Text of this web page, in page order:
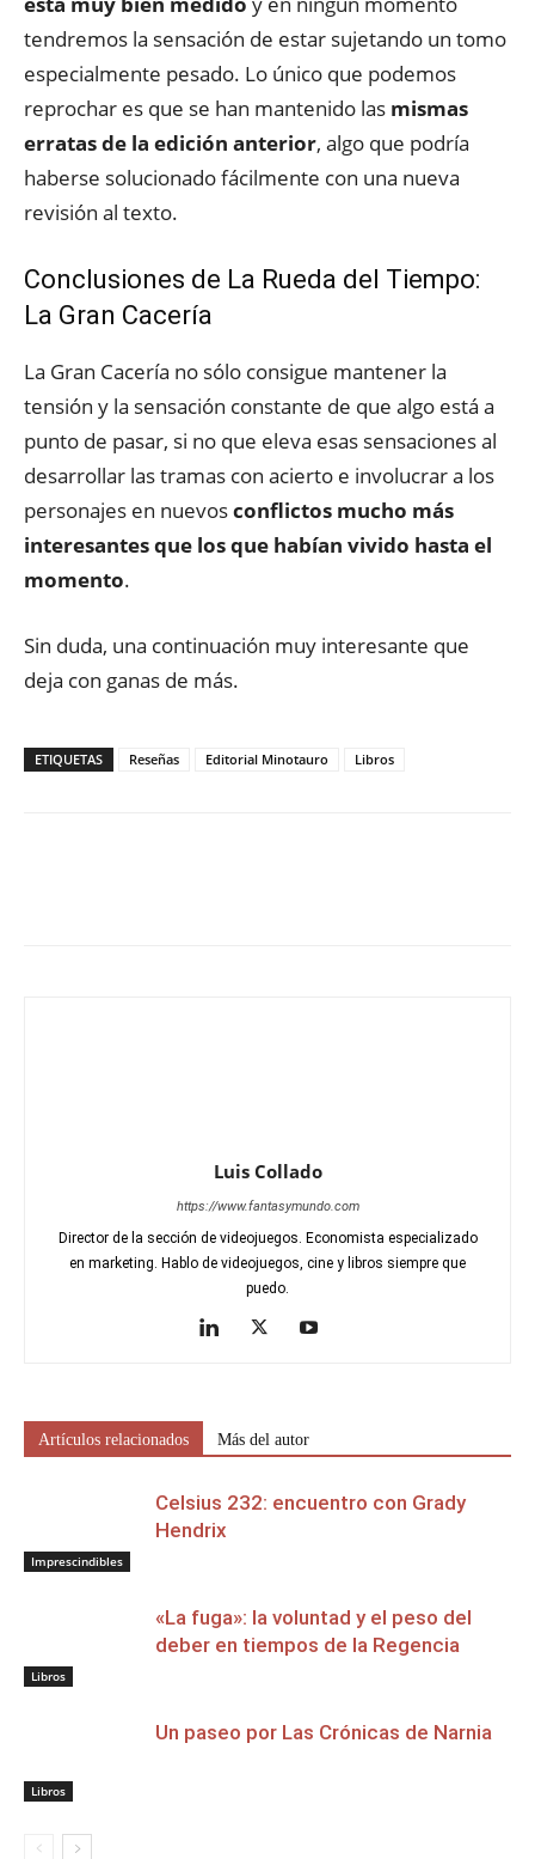
tendremos la sensación de estar sujetando un tomo
especialmente pesado. Lo único que podemos
reprochar es que se han mantenido las mismas
erratas de la edición anterior, algo que podría
haberse solucionado fácilmente con una nueva
revisión al texto.
Conclusiones de La Rueda del Tiempo:
La Gran Cacería
La Gran Cacería no sólo consigue mantener la
tensión y la sensación constante de que algo está a
punto de pasar, si no que eleva esas sensaciones al
desarrollar las tramas con acierto e involucrar a los
personajes en nuevosconflictos mucho más
interesantes que los que habían vivido hasta el
momento.
Sin duda, una continuación muy interesante que
deja con ganas de más.
ETIQUETAS Reseñas Editorial Minotauro Libros
Luis Collado
https://www.fantasymundo.com
Director de la sección de videojuegos. Economista especializado
en marketing. Hablo de videojuegos, cine y libros siempre que
puedo.
Artículos relacionados Más del autor
Imprescindibles
Celsius 232: encuentro con Grady
Hendrix
Libros
«La fuga»: la voluntad y el peso del
deber en tiempos de la Regencia
Libros
Un paseo por Las Crónicas de Narnia